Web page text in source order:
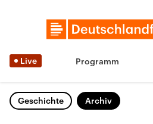
Live Programm
Geschichte Archiv